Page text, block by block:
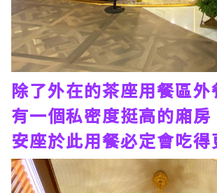
除了外在的茶座用餐區
有一個私密度挺高的廂
安座於此用餐必定會吃得